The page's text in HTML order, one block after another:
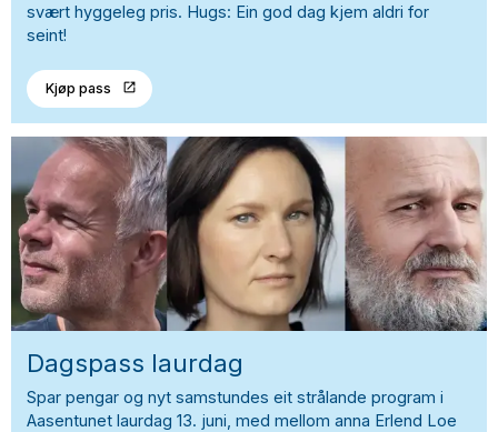
svært hyggeleg pris. Hugs: Ein god dag kjem aldri for
seint!
Kjøp pass
Dagspass laurdag
Spar pengar og nyt samstundes eit strålande program i
Aasentunet laurdag 13. juni, med mellom anna Erlend Loe